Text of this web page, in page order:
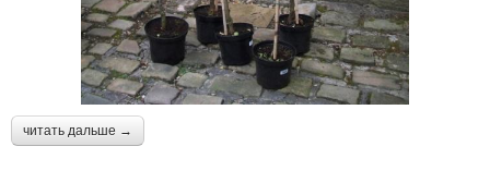
читать дальше →